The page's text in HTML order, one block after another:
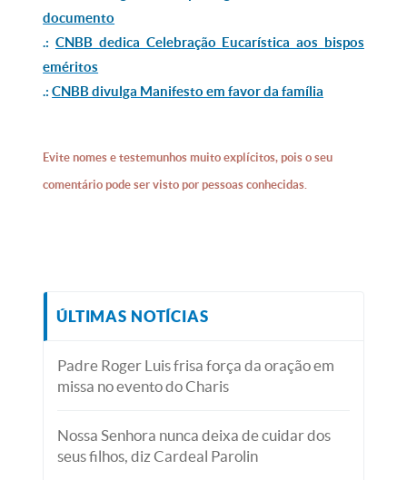
documento
.: CNBB dedica Celebração Eucarística aos bispos
eméritos
.:CNBB divulga Manifesto em favor da família
Evite nomes e testemunhos muito explícitos, pois o seu
comentário pode ser visto por pessoas conhecidas.
ÚLTIMAS NOTÍCIAS
Padre Roger Luis frisa força da oração em
missa no evento do Charis
Nossa Senhora nunca deixa de cuidar dos
seus filhos, diz Cardeal Parolin